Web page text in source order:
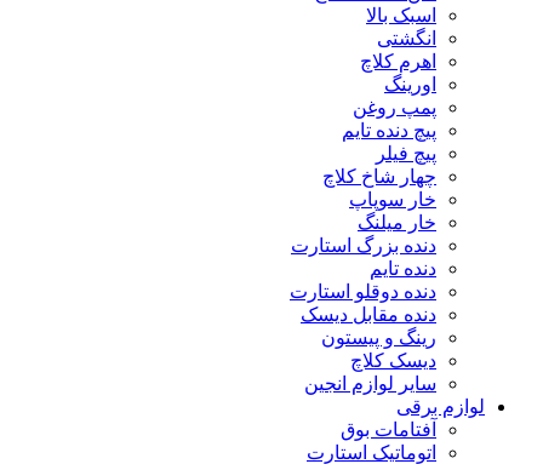
اسبک بالا
انگشتی
اهرم کلاچ
اورینگ
پمپ روغن
پیچ دنده تایم
پیچ فیلر
چهار شاخ کلاچ
خار سوپاپ
خار میلنگ
دنده بزرگ استارت
دنده تایم
دنده دوقلو استارت
دنده مقابل دیسک
رینگ و پیستون
دیسک کلاچ
سایر لوازم انجین
لوازم برقی
آفتامات بوق
اتوماتیک استارت